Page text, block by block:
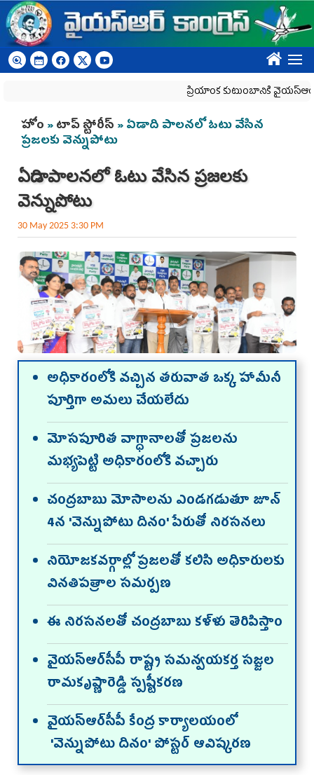
Skip to main content
????
ప్రియాంక కుటుంబానికి వైయ‌స్ఆర్‌సీపీ
You are here
హోం »టాప్ స్టోరీస్ » ఏడాది పాలనలో ఓటు వేసిన
ప్రజలకు వెన్నుపోటు
ఏడాది పాలనలో ఓటు వేసిన ప్రజలకు
వెన్నుపోటు
30 May 2025 3:30 PM
అధికారంలోకి వచ్చిన తరువాత ఒక్క హామీనీ
పూర్తిగా అమలు చేయలేదు
మోసపూరిత వాగ్ధానాలతో ప్రజలను
మభ్యపెట్టి అధికారంలోకి వచ్చారు
చంద్రబాబు మోసాలను ఎండగడుతూ జూన్
4న 'వెన్నుపోటు దినం' పేరుతో నిరసనలు
నియోజకవర్గాల్లో ప్రజలతో కలిసి అధికారులకు
వినతిపత్రాల సమర్పణ
ఈ నిరసనలతో చంద్రబాబు కళ్ళు తెరిపిస్తాం
వైయ‌స్ఆర్‌సీపీ రాష్ట్ర సమన్వయకర్త సజ్జల
రామకృష్ణారెడ్డి స్పష్టీకరణ
వైయస్ఆర్‌సీపీ కేంద్ర కార్యాలయంలో
'వెన్నుపోటు దినం' పోస్టర్ ఆవిష్కర‌ణ‌